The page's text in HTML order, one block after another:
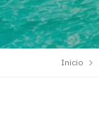
Inicio